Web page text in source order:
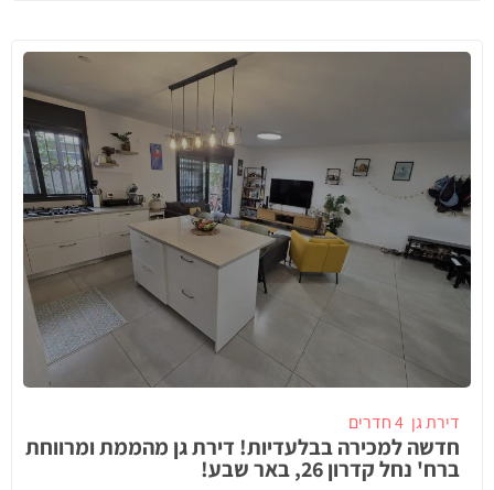
דירת גן 4 חדרים
חדשה למכירה בבלעדיות! דירת גן מהממת ומרווחת
ברח' נחל קדרון 26, באר שבע!